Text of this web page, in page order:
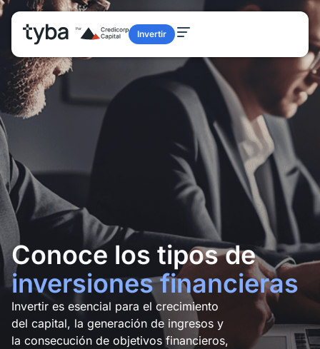
Invertir
Conoce los tipos de
inversiones financieras
Invertir es esencial para el crecimiento
del capital, la generación de ingresos y
la consecución de objetivos financieros,